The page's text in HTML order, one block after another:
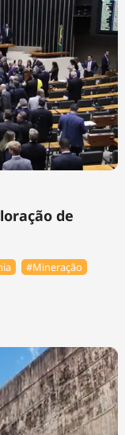
de
#Mineração